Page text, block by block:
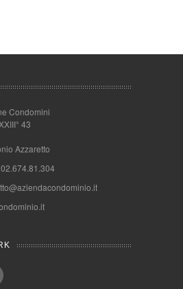
Condomini
43
Azzaretto